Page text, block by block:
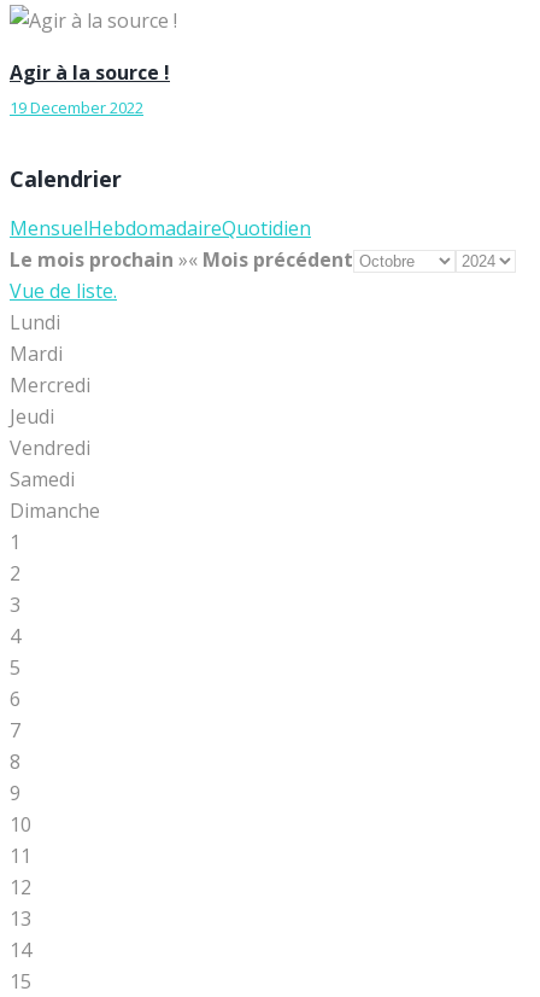
Agir à la source !
19 December 2022
Calendrier
MensuelHebdomadaireQuotidien
Le mois prochain »« Mois précédent
Vue de liste.
Lundi
Mardi
Mercredi
Jeudi
Vendredi
Samedi
Dimanche
1
2
3
4
5
6
7
8
9
10
11
12
13
14
15